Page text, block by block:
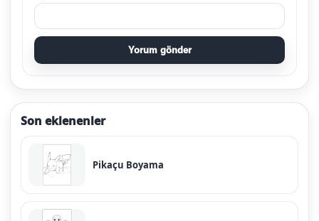
Yorum gönder
Son eklenenler
Pikaçu Boyama